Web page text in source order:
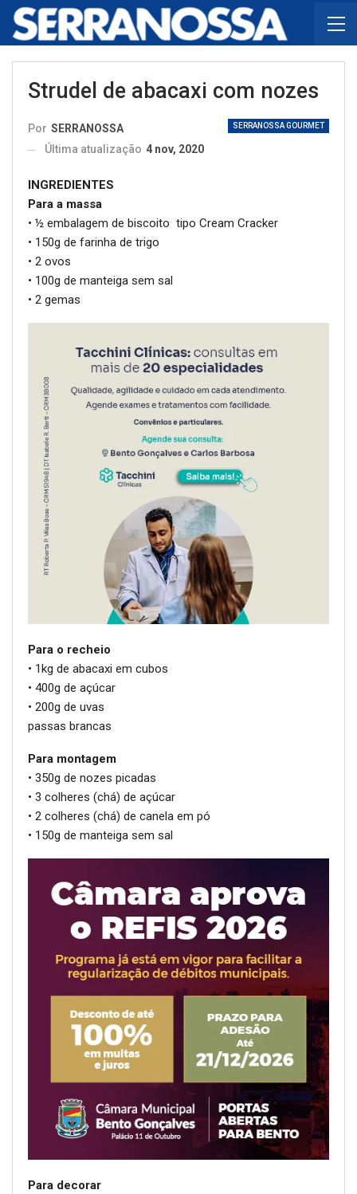
Strudel de abacaxi com nozes
SERRANOSSA GOURMET
Por SERRANOSSA
Última atualização 4 nov, 2020
INGREDIENTES
Para a massa
• ½ embalagem de biscoito tipo Cream Cracker
• 150g de farinha de trigo
• 2 ovos
• 100g de manteiga sem sal
• 2 gemas
Para o recheio
• 1kg de abacaxi em cubos
• 400g de açúcar
• 200g de uvas
passas brancas
Para montagem
• 350g de nozes picadas
• 3 colheres (chá) de açúcar
• 2 colheres (chá) de canela em pó
• 150g de manteiga sem sal
Para decorar